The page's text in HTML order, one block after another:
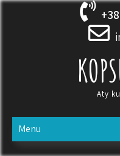
Skip
Aty
Menu